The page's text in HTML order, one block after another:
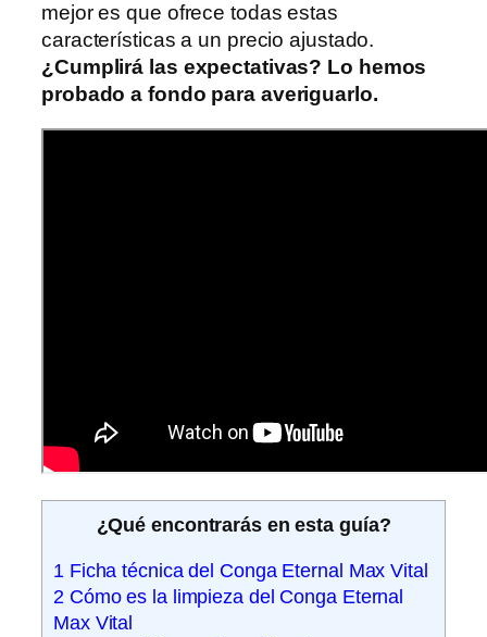
mejor es que ofrece todas estas
características a un precio ajustado.
¿Cumplirá las expectativas? Lo hemos
probado a fondo para averiguarlo.
¿Qué encontrarás en esta guía?
1Ficha técnica del Conga Eternal Max Vital
2Cómo es la limpieza del Conga Eternal
Max Vital